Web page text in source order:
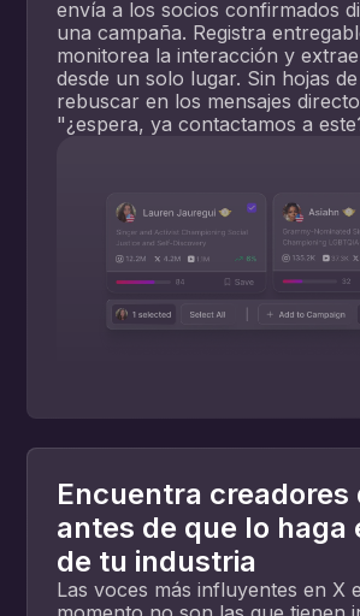
envía a los socios confirmados
una campaña. Registra
monitorea la interacción y
desde un solo lugar. Sin hojas
rebuscar en los mensajes
"¿espera, ya contactamos a
Encuentra creadores
antes de que lo haga
de tu industria
Las voces más influyentes en X